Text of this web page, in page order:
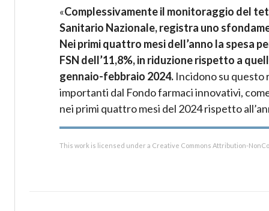
«Complessivamente il monitoraggio del
Sanitario Nazionale, registra uno
Nei primi quattro mesi dell’anno la spesa
FSN dell’11,8%, in riduzione rispetto a
gennaio-febbraio 2024. Incidono su questo
importanti dal Fondo farmaci innovativi,
nei primi quattro mesi del 2024 rispetto
This work is licensed under a Creative Commons Attribution-